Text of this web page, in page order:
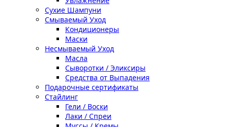
Сухие Шампуни
Смываемый Уход
Кондиционеры
Маски
Несмываемый Уход
Масла
Сыворотки / Эликсиры
Средства от Выпадения
Подарочные сертификаты
Стайлинг
Гели / Воски
Лаки / Спреи